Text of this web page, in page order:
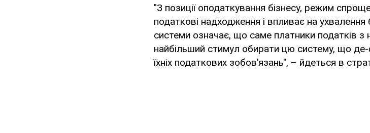
"З позиції оподаткування бізнесу, режим
податкові надходження і впливає на ухвалення
системи означає, що саме платники податків
найбільший стимул обирати цю систему, що
їхніх податкових зобов’язань", – йдеться в